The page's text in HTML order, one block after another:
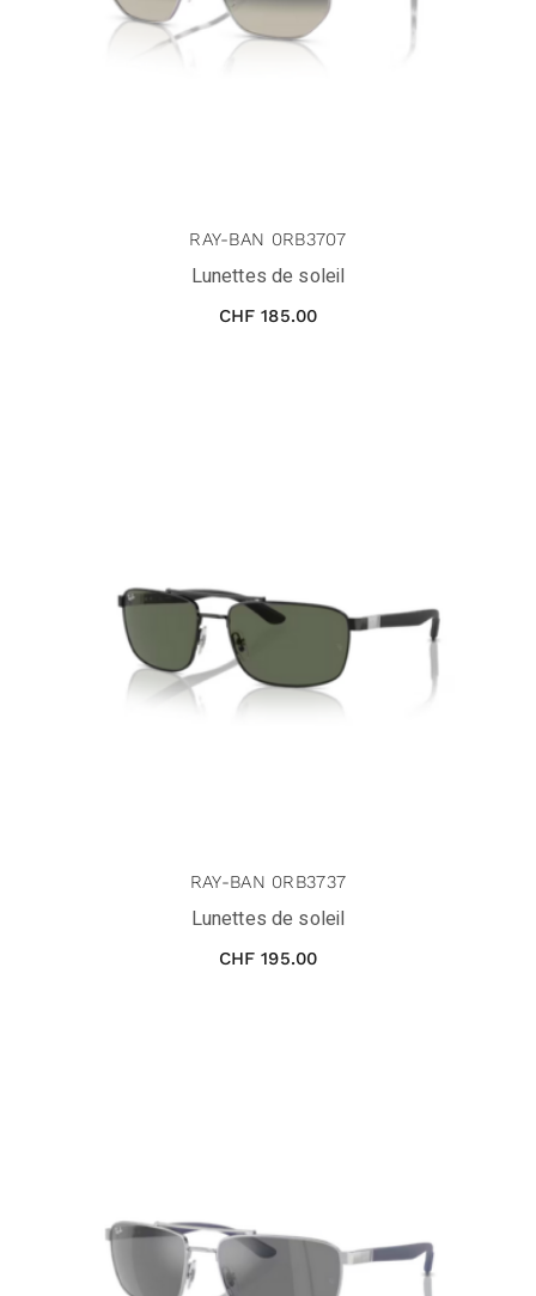
RAY-BAN 0RB3707
Lunettes de soleil
CHF 185.00
RAY-BAN 0RB3737
Lunettes de soleil
CHF 195.00